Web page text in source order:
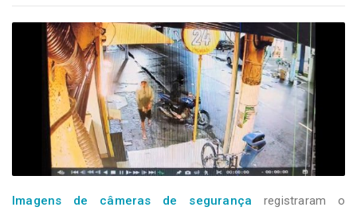
FALE
CONOSCO
Copyright
Desenvolvido
Tecnologia
Sistemas
Imagens de câmeras de segurança registraram o